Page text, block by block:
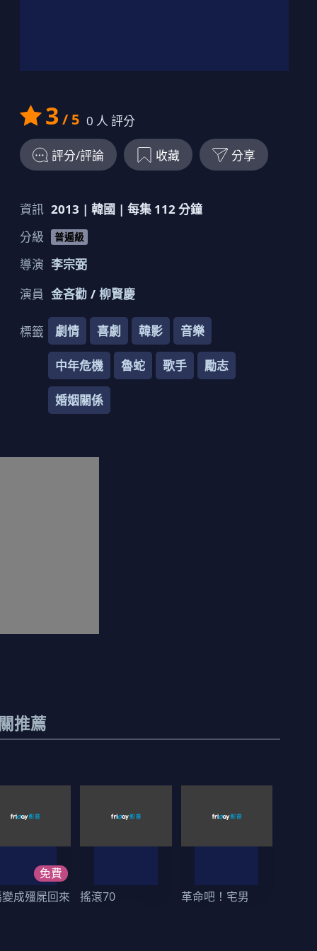
3 / 5 0 人 評分
評分/評論 收藏 分享
資訊 2013 | 韓國 | 每集 112分鐘
分級
普遍級
導演 李宗弼
演員 金吝勸 柳賢慶
標籤 劇情 喜劇 韓影 音樂
中年危機 魯蛇 歌手 勵志
婚姻關係
推薦
免費
成殭屍回來
搖滾70 革命吧！宅男